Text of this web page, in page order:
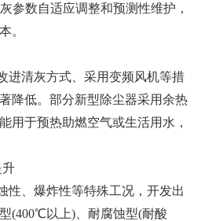
参数自适应调整和预测性维护，
。
进清灰方式、采用变频风机等措
降低。部分新型除尘器采用余热
用于预热助燃空气或生活用水，
升
性、爆炸性等特殊工况，开发出
(400℃以上)、耐腐蚀型(耐酸